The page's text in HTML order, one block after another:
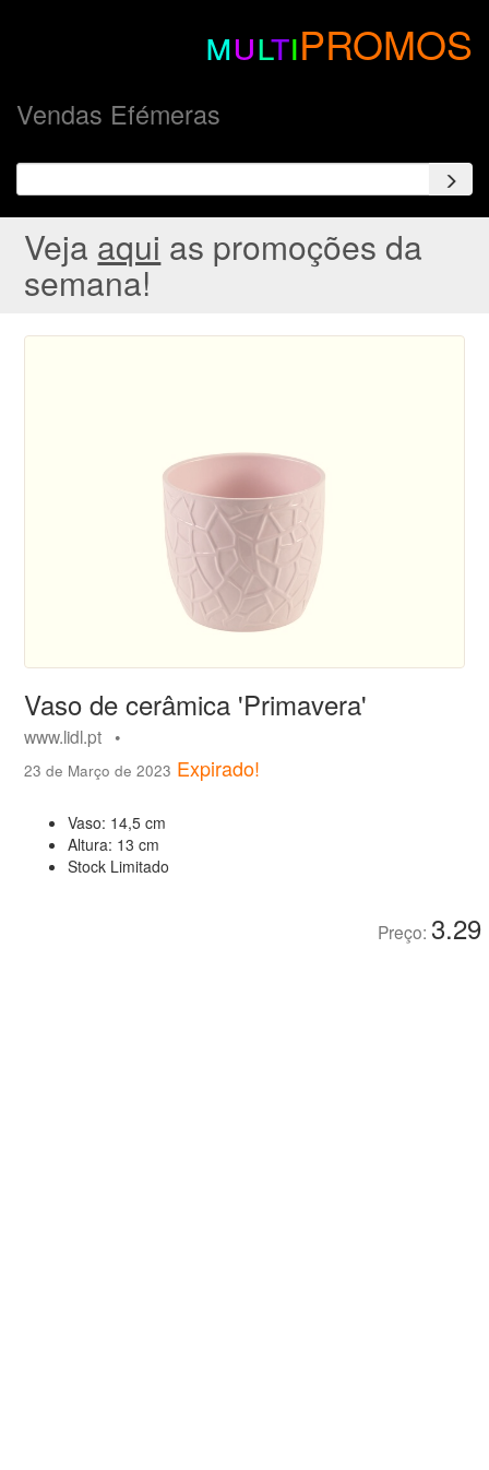
multiPROMOS
Vendas Efémeras
Veja aqui as promoções da
semana!
Vaso de cerâmica 'Primavera'
www.lidl.pt •
23 de Março de 2023 Expirado!
Vaso: 14,5 cm
Altura: 13 cm
Stock Limitado
Preço: 3.29